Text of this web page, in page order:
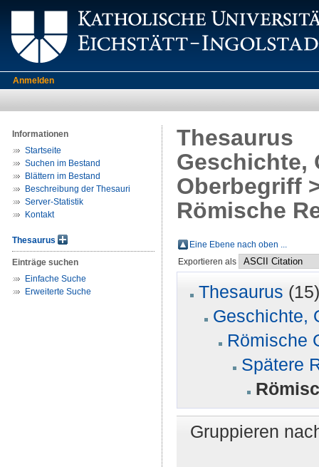
Anmelden
Informationen
Startseite
Suchen im Bestand
Blättern im Bestand
Beschreibung der Thesauri
Server-Statistik
Kontakt
Thesaurus
Einträge suchen
Einfache Suche
Erweiterte Suche
Thesaurus
Geschichte,
Oberbegriff
Römische
Eine Ebene nach oben ...
Exportieren als
Thesaurus (15)
Geschichte,
Römische
Spätere
Gruppieren